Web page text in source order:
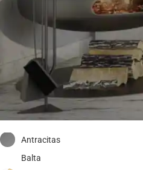
FILTRUOTI
SPALVA
Antracitas
Balta